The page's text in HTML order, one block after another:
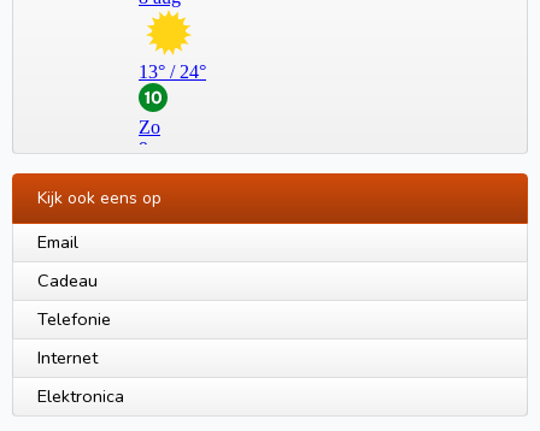
Kijk ook eens op
Email
Cadeau
Telefonie
Internet
Elektronica